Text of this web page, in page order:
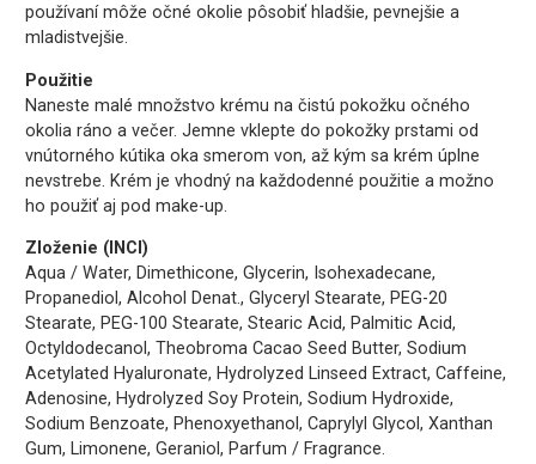
používaní môže očné okolie pôsobiť hladšie, pevnejšie a
mladistvejšie.
Použitie
Naneste malé množstvo krému na čistú pokožku očného
okolia ráno a večer. Jemne vklepte do pokožky prstami od
vnútorného kútika oka smerom von, až kým sa krém úplne
nevstrebe. Krém je vhodný na každodenné použitie a možno
ho použiť aj pod make-up.
Zloženie (INCI)
Aqua / Water, Dimethicone, Glycerin, Isohexadecane,
Propanediol, Alcohol Denat., Glyceryl Stearate, PEG-20
Stearate, PEG-100 Stearate, Stearic Acid, Palmitic Acid,
Octyldodecanol, Theobroma Cacao Seed Butter, Sodium
Acetylated Hyaluronate, Hydrolyzed Linseed Extract, Caffeine,
Adenosine, Hydrolyzed Soy Protein, Sodium Hydroxide,
Sodium Benzoate, Phenoxyethanol, Caprylyl Glycol, Xanthan
Gum, Limonene, Geraniol, Parfum / Fragrance.